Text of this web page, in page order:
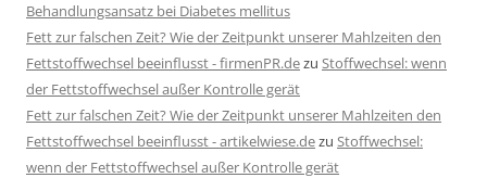
Behandlungsansatz bei Diabetes mellitus
Fett zur falschen Zeit? Wie der Zeitpunkt unserer Mahlzeiten den
Fettstoffwechsel beeinflusst - firmenPR.dezu Stoffwechsel: wenn
der Fettstoffwechsel außer Kontrolle gerät
Fett zur falschen Zeit? Wie der Zeitpunkt unserer Mahlzeiten den
Fettstoffwechsel beeinflusst - artikelwiese.dezu Stoffwechsel:
wenn der Fettstoffwechsel außer Kontrolle gerät